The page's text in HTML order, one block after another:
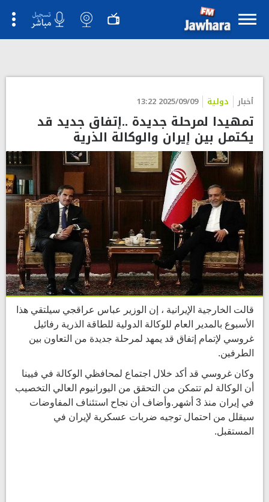
أخبار دولية 2025/09/09 13:22
تمهيدا لمرحلة جديدة ..إتفاق جديد قد
يكتمل بين إيران والوكالة الذرية
قالت الخارجية الإيرانية ، إن الوزير عباس عراقجي سيلتقي هذا
الأسبوع بالمدير العام للوكالة الدولية للطاقة الذرية رفائيل
غروسي لإتمام إتفاق قد يمهد لمرحلة جديدة من التعاون بين
الطرفين.
وكان غروسي قد أكد خلال اجتماع لمحافظي الوكالة في فيينا
أن الوكالة لم تتمكن من التحقق من اليورانيوم العالي التخصيب
في إيران منذ 3 أشهر.وأضاف أن نجاح استئناف المفاوضات
سيقلل من احتمال توجيه ضربات عسكرية لإيران في
المستقبل.